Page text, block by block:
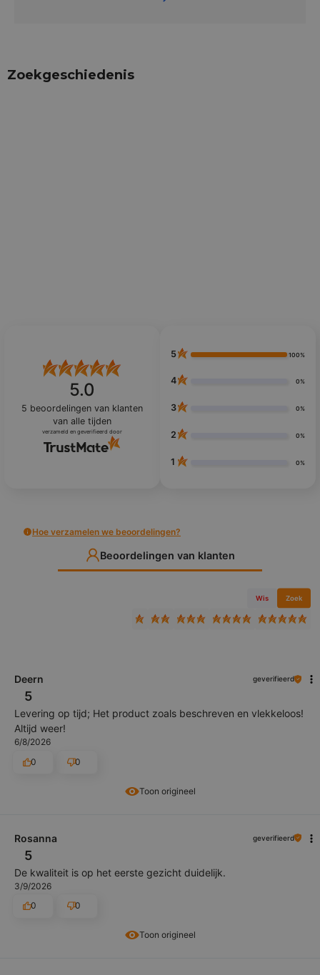
Zoekgeschiedenis
5.0
5 beoordelingen van klanten
van alle tijden
verzameld en geverifieerd door
5 100%
4 0%
3 0%
2 0%
1 0%
Hoe verzamelen we beoordelingen?
Beoordelingen van klanten
Wis Zoek
Toon origineel
Deern geverifieerd
5
Levering op tijd; Het product zoals beschreven en vlekkeloos!
Altijd weer!
6/8/2026
0
0
Toon origineel
Rosanna geverifieerd
5
De kwaliteit is op het eerste gezicht duidelijk.
3/9/2026
0
0